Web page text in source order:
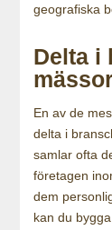
geografiska
Delta i
En av de
delta i
samlar ofta
företagen
dem
kan du